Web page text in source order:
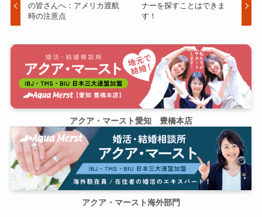
の皆さんへ：アメリカ渡航
時の注意点
ナーを探すことはできま
す！
アクア・マースト愛知 豊橋本店
アクア・マースト海外部門